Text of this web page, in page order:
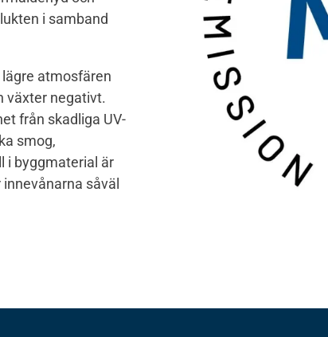
i samband
lägre atmosfären
växter negativt.
från skadliga UV-
smog,
i byggmaterial är
såväl